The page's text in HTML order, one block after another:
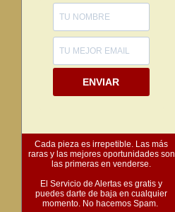
ENVIAR
Cada pieza es irrepetible. Las más
raras y las mejores oportunidades son
las primeras en venderse.
El Servicio de Alertas es gratis y
puedes darte de baja en cualquier
momento. No hacemos Spam.